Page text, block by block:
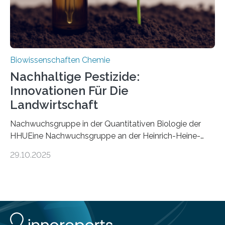
Biowissenschaften Chemie
Nachhaltige Pestizide:
Innovationen Für Die
Landwirtschaft
Nachwuchsgruppe in der Quantitativen Biologie der
HHUEine Nachwuchsgruppe an der Heinrich-Heine-
fünf Jahren erforschen, wie Bakterien auf
Insektenblume. Das Bundesministerium für Forschung,
Technologie und Raumfahrt (BMFTR) fördert das
29.10.2025